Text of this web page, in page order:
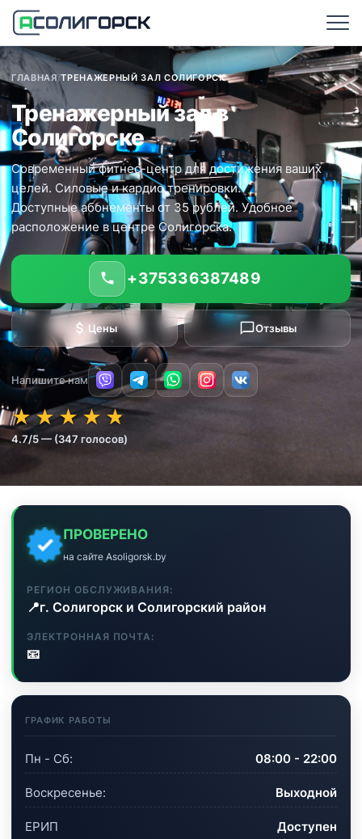
ГЛАВНАЯ/ТРЕНАЖЕРНЫЙ ЗАЛ СОЛИГОРСК
Тренажерный зал в
Солигорске
★★★★★
★★★★★
★★★★ ★
4.7/5 — (347 голосов)
Современный фитнес-центр для достижения ваших
целей. Силовые и кардио тренировки.
Доступные абонементы от 35 рублей. Удобное
расположение в центре Солигорска.
+375336387489
Цены Отзывы
Напишите нам
ПРОВЕРЕНО
на сайте Asoligorsk.by
РЕГИОН ОБСЛУЖИВАНИЯ:
📍г. Солигорск и Солигорский район
ЭЛЕКТРОННАЯ ПОЧТА:
📧
ГРАФИК РАБОТЫ
Пн - Сб: 08:00 - 22:00
Воскресенье: Выходной
ЕРИП Доступен